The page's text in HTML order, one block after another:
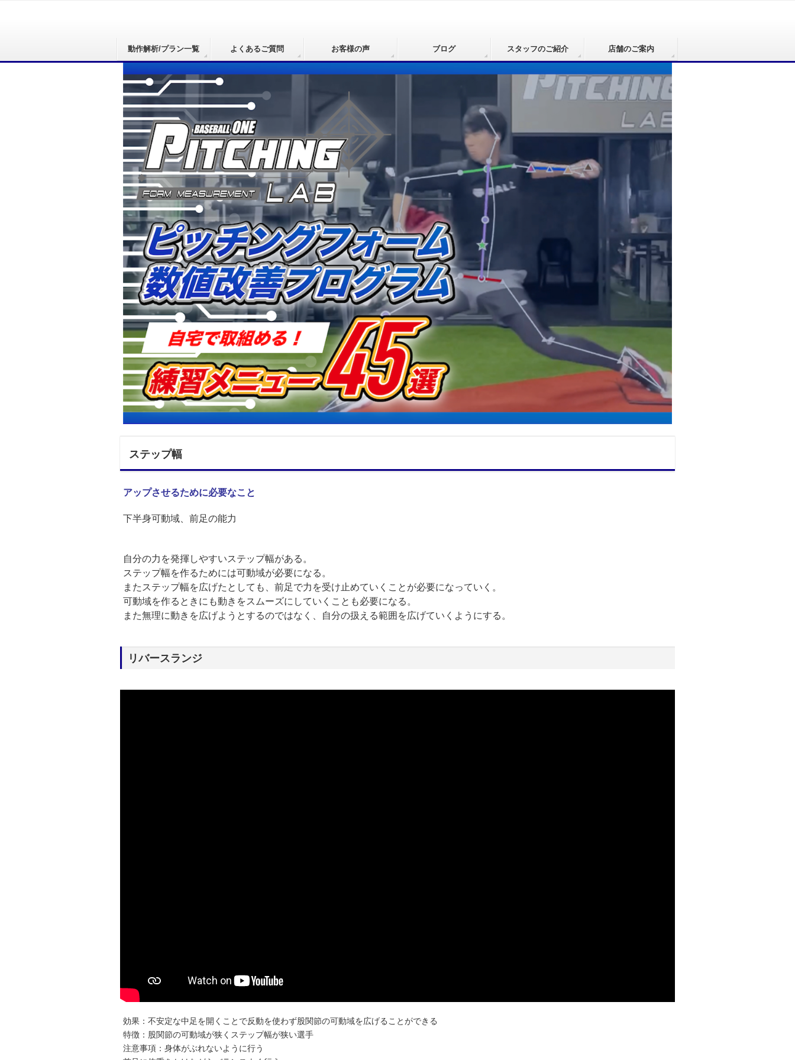
動作解析/プラン一覧 よくあるご質問 お客様の声 ブログ スタッフのご紹介 店舗のご案内
ステップ幅
アップさせるために必要なこと
下半身可動域、前足の能力
自分の力を発揮しやすいステップ幅がある。
ステップ幅を作るためには可動域が必要になる。
またステップ幅を広げたとしても、前足で力を受け止めていくことが必要になっていく。
可動域を作るときにも動きをスムーズにしていくことも必要になる。
また無理に動きを広げようとするのではなく、自分の扱える範囲を広げていくようにする。
リバースランジ
効果：不安定な中足を開くことで反動を使わず股関節の可動域を広げることができる
特徴：股関節の可動域が狭くステップ幅が狭い選手
注意事項：身体がぶれないように行う